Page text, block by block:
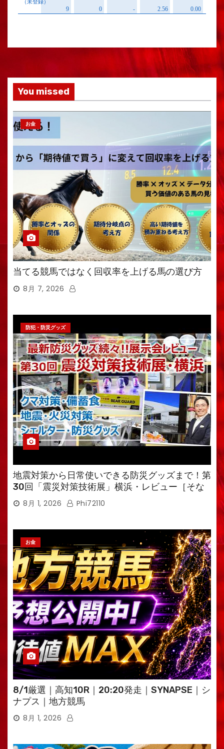
You missed
お金
当てる競馬ではなく回収率を上げる馬の選び方
8月 7, 2026
防犯・防災グッズ
地震対策から日常使いできる防災グッズまで！第
30回「震災対策技術展」横浜・レビュー［そな
えるTV・高荷智也］
8月 1, 2026 Phi72110
お金
8/1厳選｜高知10R｜20:20発走｜SYNAPSE｜シ
ナプス｜地方競馬
8月 1, 2026